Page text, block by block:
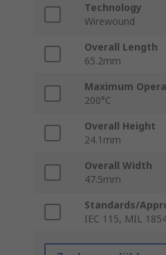
Technology
Wirewound
Overall Length
65.2mm
Maximum
200°C
Overall Height
24.1mm
Overall Width
47.5mm
Standards/
IEC 115, MIL